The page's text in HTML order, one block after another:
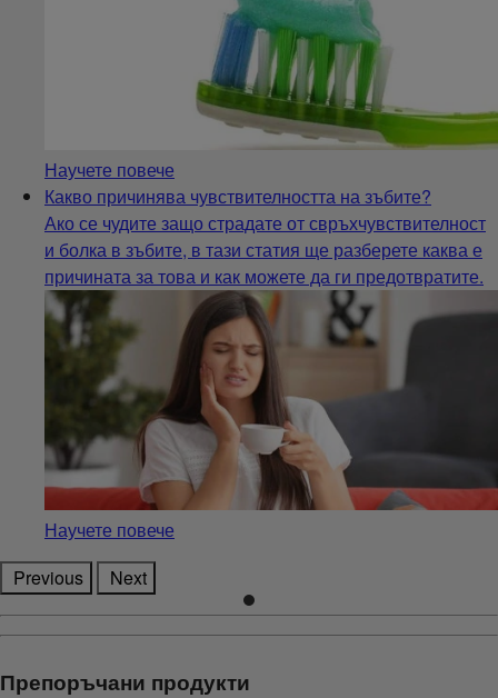
Научете повече
Какво причинява чувствителността на зъбите?
Ако се чудите защо страдате от свръхчувствителност
и болка в зъбите, в тази статия ще разберете каква е
причината за това и как можете да ги предотвратите.
Научете повече
Previous
Next
Препоръчани продукти